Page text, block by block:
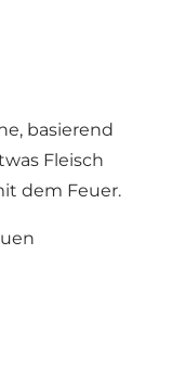
basierend
Fleisch
dem Feuer.